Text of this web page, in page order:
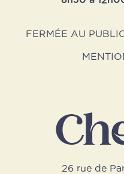
FERMÉE AU
26 rue de